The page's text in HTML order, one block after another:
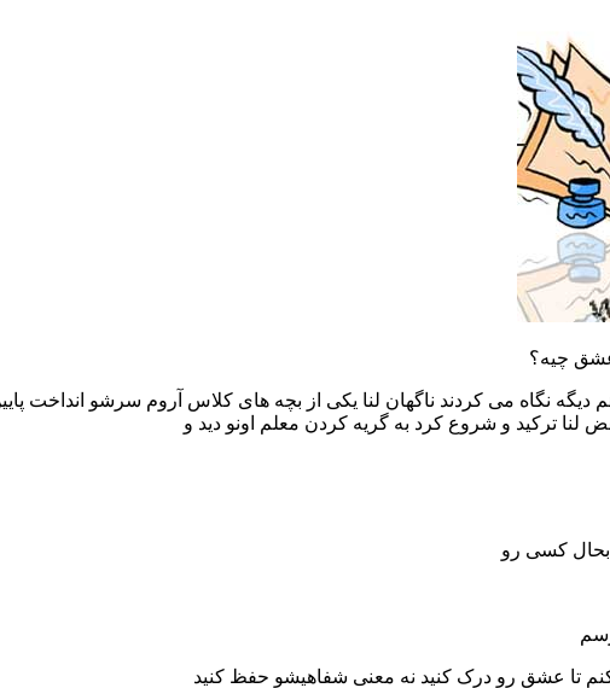
چیه؟
ترکید و شروع کرد به گریه کردن معلم اونو دید و
کسی رو
کنم تا عشق رو درک کنید نه معنی شفاهیشو حفظ کنید